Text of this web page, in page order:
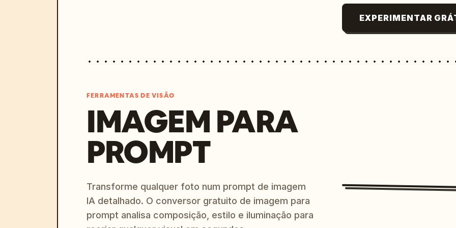
EXPERIMENTAR
FERRAMENTAS DE VISÃO
IMAGEM PARA
PROMPT
Transforme qualquer foto num prompt de imagem
IA detalhado. O conversor gratuito de imagem para
prompt analisa composição, estilo e iluminação para